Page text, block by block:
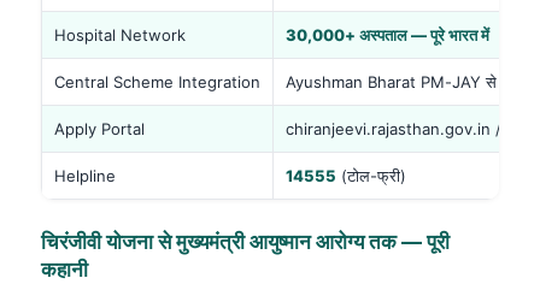
Hospital Network 30,000+ अस्पताल — पूरे भारत में
Central Scheme Integration Ayushman Bharat PM-JAY से
Apply Portal chiranjeevi.rajasthan.gov.in /
Helpline 14555 (टोल-फ्री)
चिरंजीवी योजना से मुख्यमंत्री आयुष्मान आरोग्य तक — पूरी
कहानी